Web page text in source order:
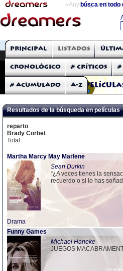
«Anything can
búsca en todo
THE DREAMERS
Críticas: Películas
Principal Listados
Cronológico # Críticos
# Acumulado A-Z
Resultados de la búsqueda en películas
reparto:
Brady Corbet
Total:
Martha Marcy May Marlene
Sean Durkin
“¿A veces tienes la
recuerdo o si lo has
Drama
Funny Games
Michael Haneke
JUEGOS